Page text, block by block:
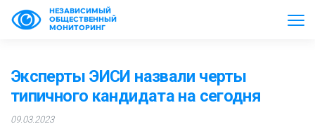
НЕЗАВИСИМЫЙ
ОБЩЕСТВЕННЫЙ
МОНИТОРИНГ
Эксперты ЭИСИ назвали черты
типичного кандидата на сегодня
09.03.2023